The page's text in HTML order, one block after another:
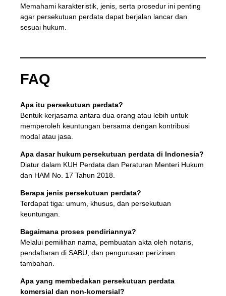
Memahami karakteristik, jenis, serta prosedur ini penting
agar persekutuan perdata dapat berjalan lancar dan
sesuai hukum.
FAQ
Apa itu persekutuan perdata?
Bentuk kerjasama antara dua orang atau lebih untuk
memperoleh keuntungan bersama dengan kontribusi
modal atau jasa.
Apa dasar hukum persekutuan perdata di Indonesia?
Diatur dalam KUH Perdata dan Peraturan Menteri Hukum
dan HAM No. 17 Tahun 2018.
Berapa jenis persekutuan perdata?
Terdapat tiga: umum, khusus, dan persekutuan
keuntungan.
Bagaimana proses pendiriannya?
Melalui pemilihan nama, pembuatan akta oleh notaris,
pendaftaran di SABU, dan pengurusan perizinan
tambahan.
Apa yang membedakan persekutuan perdata
komersial dan non-komersial?